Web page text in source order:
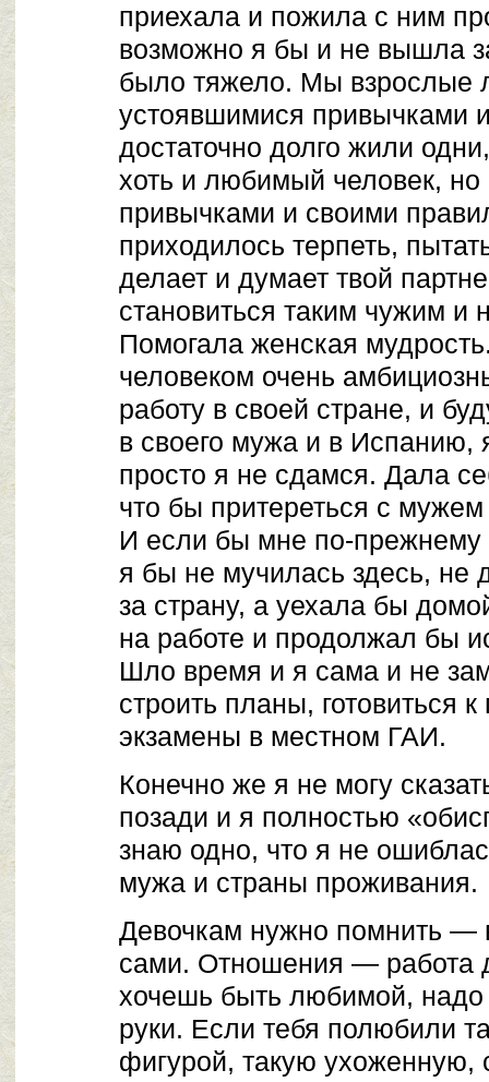
приехала и пожила с ним
возможно я бы и не вышла
было тяжело. Мы взрослые
устоявшимися привычками
достаточно долго жили
хоть и любимый человек, но
привычками и своими
приходилось терпеть,
делает и думает твой
становиться таким чужим
Помогала женская
человеком очень
работу в своей стране, и
в своего мужа и в Испанию,
просто я не сдамся. Дала
что бы притереться с
И если бы мне по-прежнему
я бы не мучилась здесь, не
за страну, а уехала бы
на работе и продолжал бы
Шло время и я сама и не
строить планы, готовиться
экзамены в местном ГАИ.
Конечно же я не могу
позади и я полностью
знаю одно, что я не
мужа и страны проживания.
Девочкам нужно помнить —
сами. Отношения — работа
хочешь быть любимой, надо
руки. Если тебя полюбили
фигурой, такую ухоженную,